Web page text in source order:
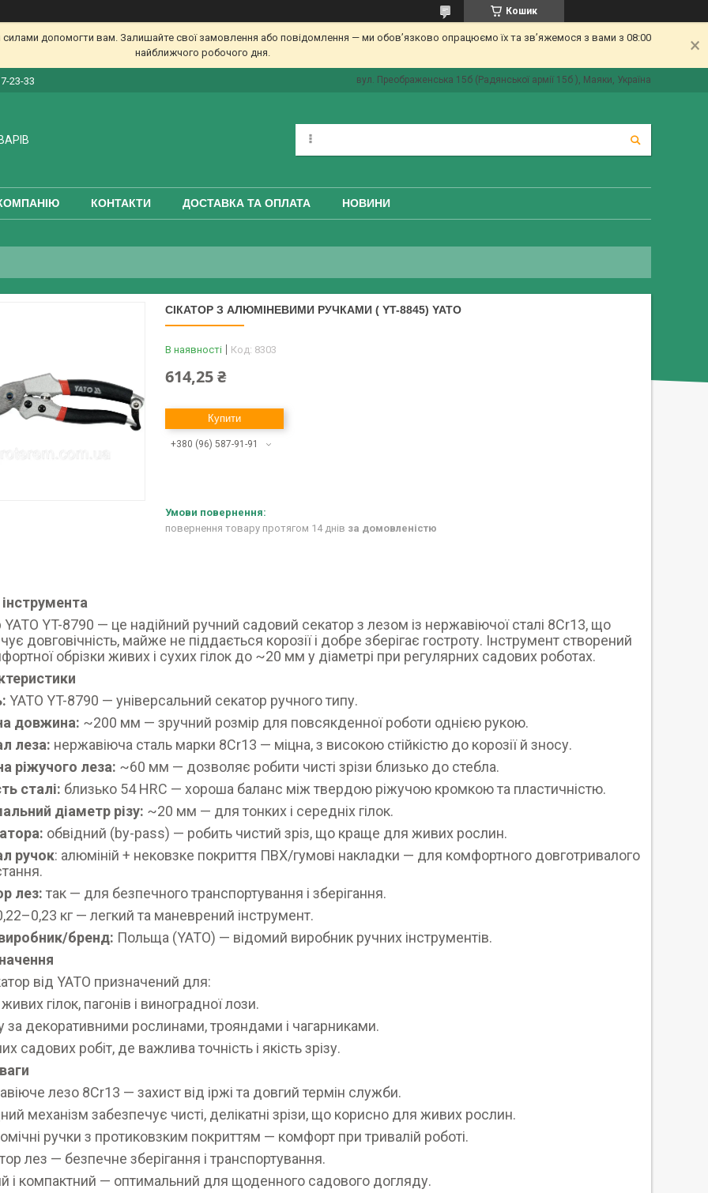
Кошик
допомогти вам. Залишайте свої замовлення або повідомлення — ми обов’язково опрацюємо їх та зв’яжемося з вами з 08:00
найближчого робочого дня.
23-33 вул. Преображенська 15б (Радянської армії 15б ), Маяки, Україна
КОНТАКТИ ДОСТАВКА ТА ОПЛАТА НОВИНИ
СІКАТОР З АЛЮМІНЕВИМИ РУЧКАМИ ( YT-8845) YATO
В наявності Код: 8303
614,25 ₴
Купити
+380 (96) 587-91-91
повернення товару протягом 14 днів за домовленістю
YATO YT-8790 — це надійний ручний садовий секатор з лезом із нержавіючої сталі 8Cr13, що
довговічність, майже не піддається корозії і добре зберігає гостроту. Інструмент створений
обрізки живих і сухих гілок до ~20 мм у діаметрі при регулярних садових роботах.
YATO YT-8790 — універсальний секатор ручного типу.
довжина: ~200 мм — зручний розмір для повсякденної роботи однією рукою.
леза: нержавіюча сталь марки 8Cr13 — міцна, з високою стійкістю до корозії й зносу.
ріжучого леза: ~60 мм — дозволяє робити чисті зрізи близько до стебла.
сталі: близько 54 HRC — хороша баланс між твердою ріжучою кромкою та пластичністю.
діаметр різу: ~20 мм — для тонких і середніх гілок.
обвідний (by-pass) — робить чистий зріз, що краще для живих рослин.
ручок: алюміній + нековзке покриття ПВХ/гумові накладки — для комфортного довготривалого
лез: так — для безпечного транспортування і зберігання.
кг — легкий та маневрений інструмент.
бренд: Польща (YATO) — відомий виробник ручних інструментів.
від YATO призначений для:
гілок, пагонів і виноградної лози.
за декоративними рослинами, трояндами і чагарниками.
садових робіт, де важлива точність і якість зрізу.
лезо 8Cr13 — захист від іржі та довгий термін служби.
механізм забезпечує чисті, делікатні зрізи, що корисно для живих рослин.
ручки з протиковзким покриттям — комфорт при тривалій роботі.
лез — безпечне зберігання і транспортування.
і компактний — оптимальний для щоденного садового догляду.